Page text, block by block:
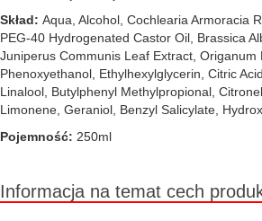
Skład: Aqua, Alcohol, Cochlearia Armoracia
PEG-40 Hydrogenated Castor Oil, Brassica
Juniperus Communis Leaf Extract, Origanum
Phenoxyethanol, Ethylhexylglycerin, Citric
Linalool, Butylphenyl Methylpropional,
Limonene, Geraniol, Benzyl Salicylate,
Pojemność: 250ml
Informacja na temat cech